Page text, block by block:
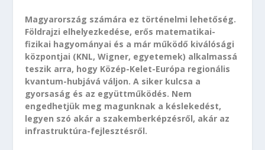
Magyarország számára ez történelmi lehetőség.
Földrajzi elhelyezkedése, erős matematikai-
fizikai hagyományai és a már működő kiválósági
központjai (KNL, Wigner, egyetemek) alkalmassá
teszik arra, hogy Közép-Kelet-Európa regionális
kvantum-hubjává váljon. A siker kulcsa a
gyorsaság és az együttműködés. Nem
engedhetjük meg magunknak a késlekedést,
legyen szó akár a szakemberképzésről, akár az
infrastruktúra-fejlesztésről.